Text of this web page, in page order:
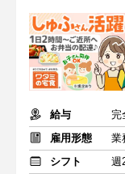
給与
完
雇用形態
業
シフト
週